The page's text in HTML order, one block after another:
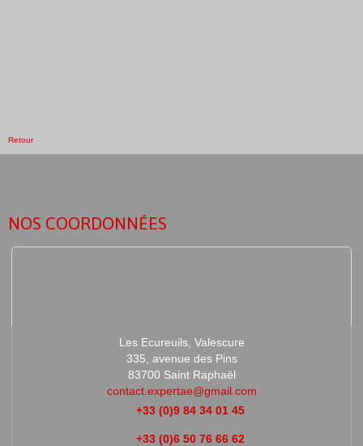
Retour
NOS COORDONNÉES
Les Ecureuils, Valescure
335, avenue des Pins
83700 Saint Raphaël
contact.expertae@gmail.com
+33 (0)9 84 34 01 45
+33 (0)6 50 76 66 62